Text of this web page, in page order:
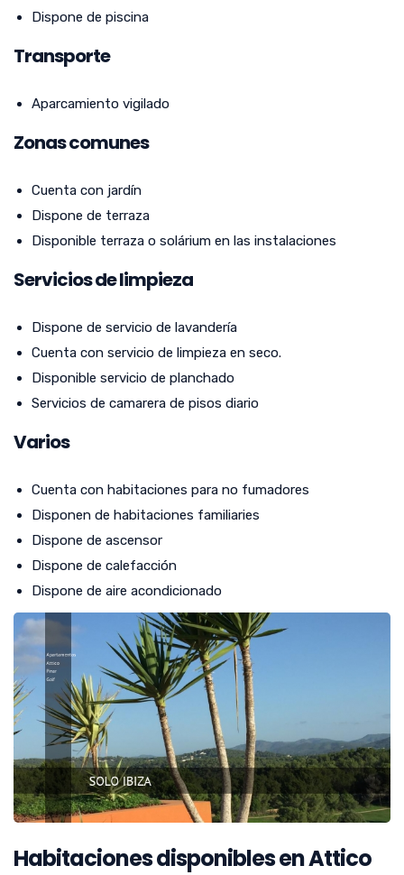
Dispone de piscina
Transporte
Aparcamiento vigilado
Zonas comunes
Cuenta con jardín
Dispone de terraza
Disponible terraza o solárium en las instalaciones
Servicios de limpieza
Dispone de servicio de lavandería
Cuenta con servicio de limpieza en seco.
Disponible servicio de planchado
Servicios de camarera de pisos diario
Varios
Cuenta con habitaciones para no fumadores
Disponen de habitaciones familiaries
Dispone de ascensor
Dispone de calefacción
Dispone de aire acondicionado
Habitaciones disponibles en Attico